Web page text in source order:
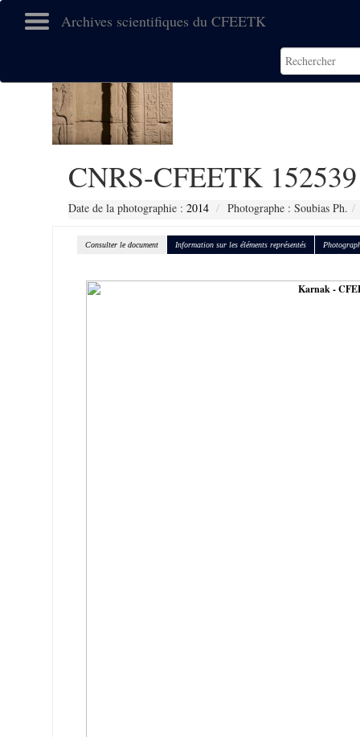
Archives scientifiques du CFEETK
CNRS-CFEETK 152539
Date de la photographie : 2014 Photographe : Soubias Ph.
Consulter le document Information sur les éléments représentés